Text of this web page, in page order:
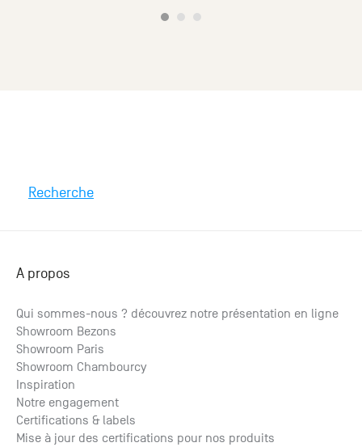
Huile cire pour bois de bout des lames terrasse bois
0.375 L
31.21€ HT/p. 37.45 € TTC
Brosse de nettoyage avec poignée pour terrasse Osmo
21.02€ HT/p.
Connecteur vis de fondation lambourde 160x160
42.11€ HT/p.
Lambourde Pin Traité Autoclave 45x70x3000
3.45€ HT /ml
Recherche
A propos
Qui sommes-nous ? découvrez notre présentation en ligne
Showroom Bezons
Showroom Paris
Showroom Chambourcy
Inspiration
Notre engagement
Certifications & labels
Mise à jour des certifications pour nos produits